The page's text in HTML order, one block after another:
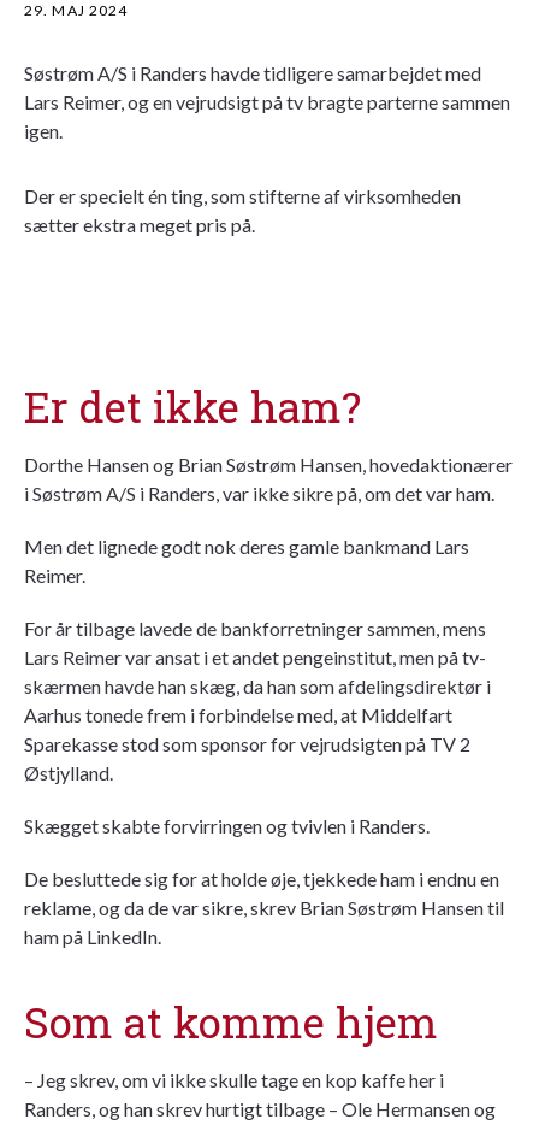
29. MAJ 2024
Søstrøm A/S i Randers havde tidligere samarbejdet med
Lars Reimer, og en vejrudsigt på tv bragte parterne sammen
igen.
Der er specielt én ting, som stifterne af virksomheden
sætter ekstra meget pris på.
Er det ikke ham?
Dorthe Hansen og Brian Søstrøm Hansen, hovedaktionærer
i Søstrøm A/S i Randers, var ikke sikre på, om det var ham.
Men det lignede godt nok deres gamle bankmand Lars
Reimer.
For år tilbage lavede de bankforretninger sammen, mens
Lars Reimer var ansat i et andet pengeinstitut, men på tv-
skærmen havde han skæg, da han som afdelingsdirektør i
Aarhus tonede frem i forbindelse med, at Middelfart
Sparekasse stod som sponsor for vejrudsigten på TV 2
Østjylland.
Skægget skabte forvirringen og tvivlen i Randers.
De besluttede sig for at holde øje, tjekkede ham i endnu en
reklame, og da de var sikre, skrev Brian Søstrøm Hansen til
ham på LinkedIn.
Som at komme hjem
– Jeg skrev, om vi ikke skulle tage en kop kaffe her i
Randers, og han skrev hurtigt tilbage – Ole Hermansen og